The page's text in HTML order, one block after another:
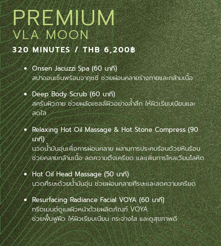
PREMIUM
VLA MOON
320 MINUTES / THB 6,200฿
Onsen Jacuzzi Spa (60 นาที)
สปาออนเซ็นพร้อมจากุซซี่ ช่วยผ่อนคลายร่างกายและกล้ามเนื้อ
Deep Body Scrub (60 นาที)
สครับผิวกาย ช่วยผลัดเซลล์ผิวอย่างล้ำลึก ให้ผิวเรียบเนียนและ
สดใส
Relaxing Hot Oil Massage & Hot Stone Compress (90
นาที)
นวดน้ำมันอุ่นเพื่อการผ่อนคลาย ผสานการประคบร้อนด้วยหินร้อน
ช่วยคลายกล้ามเนื้อ ลดความตึงเครียด และเพิ่มการไหลเวียนโลหิต
Hot Oil Head Massage (50 นาที)
นวดศีรษะด้วยน้ำมันอุ่น ช่วยผ่อนคลายศีรษะและลดความเครียด
Resurfacing Radiance Facial VOYA (60 นาที)
ทรีตเมนต์ดูแลผิวหน้าด้วยผลิตภัณฑ์ VOYA
ช่วยฟื้นฟูผิว ให้ผิวเรียบเนียน กระจ่างใส และดูสุขภาพดี